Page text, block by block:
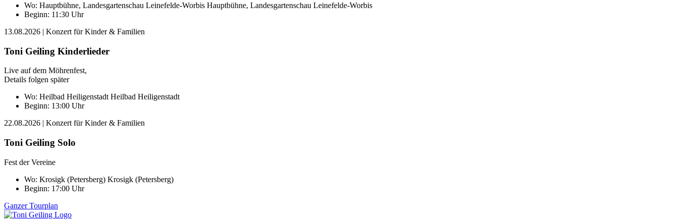
Wo: Hauptbühne, Landesgartenschau Leinefelde-Worbis Hauptbühne, Landesgartenschau Leinefelde-Worbis
Beginn: 11:30 Uhr
13.08.2026 | Konzert für Kinder & Familien
Toni Geiling Kinderlieder
Live auf dem Möhrenfest,
Details folgen später
Wo: Heilbad Heiligenstadt Heilbad Heiligenstadt
Beginn: 13:00 Uhr
22.08.2026 | Konzert für Kinder & Familien
Toni Geiling Solo
Fest der Vereine
Wo: Krosigk (Petersberg) Krosigk (Petersberg)
Beginn: 17:00 Uhr
Ganzer Tourplan